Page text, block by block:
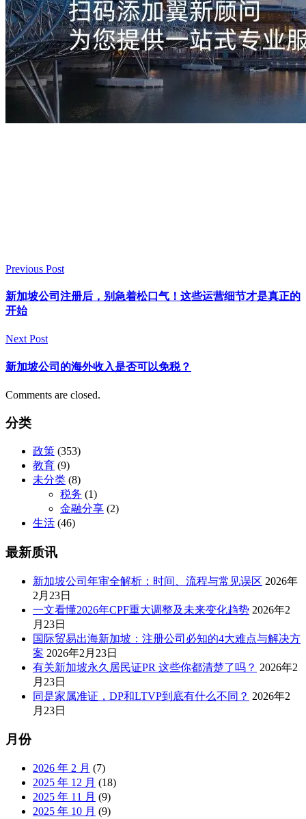
Previous Post
新加坡公司注册后，别急着松口气！这些运营细节才是真正的
开始
Next Post
新加坡公司的海外收入是否可以免税？
Comments are closed.
分类
政策 (353)
教育 (9)
未分类 (8)
税务 (1)
金融分享 (2)
生活 (46)
最新质讯
新加坡公司年审全解析：时间、流程与常见误区 2026年
2月23日
一文看懂2026年CPF重大调整及未来变化趋势 2026年2
月23日
国际贸易出海新加坡：注册公司必知的4大难点与解决方
案 2026年2月23日
有关新加坡永久居民证PR 这些你都清楚了吗？ 2026年2
月23日
同是家属准证，DP和LTVP到底有什么不同？ 2026年2
月23日
月份
2026 年 2 月 (7)
2025 年 12 月 (18)
2025 年 11 月 (9)
2025 年 10 月 (9)